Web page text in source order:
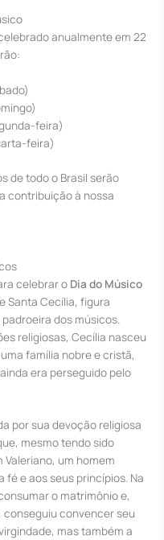
anualmente em 22
feira)
feira)
de todo o Brasil serão
contribuição à nossa
celebrar o Dia do Músico
Santa Cecília, figura
dos músicos.
religiosas, Cecília nasceu
família nobre e cristã,
era perseguido pelo
por sua devoção religiosa
mesmo tendo sido
um homem
e aos seus princípios. Na
o matrimônio e,
convencer seu
mas também a